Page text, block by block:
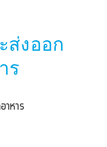
ส่งออก
ร
าหาร